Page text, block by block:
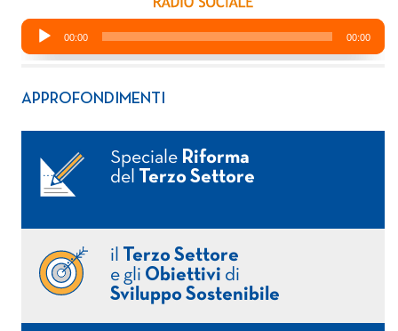
APPROFONDIMENTI
Speciale Riforma
del
Terzo Settore
il
Terzo Settore
e gli Obiettivi di
Sviluppo Sostenibile